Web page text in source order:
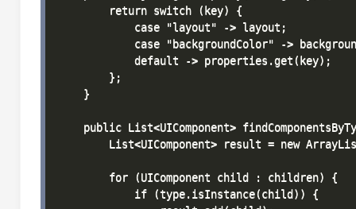
        return switch (key) {
            case "layout" -> layout;
case "backgroundColor" ->
            default -> properties.get(key);
        };
    }
public List<UIComponent>
List<UIComponent> result = new
        for (UIComponent child : children) {
            if (type.isInstance(child)) {